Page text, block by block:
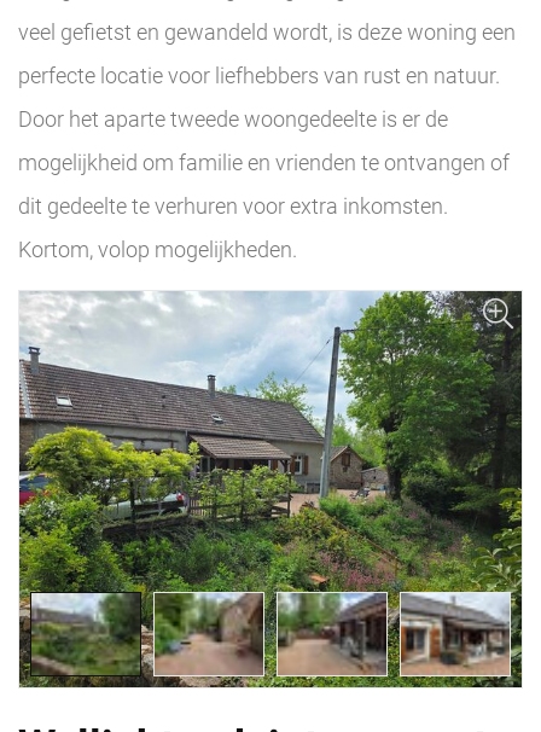
veel gefietst en gewandeld wordt, is deze woning een
perfecte locatie voor liefhebbers van rust en natuur.
Door het aparte tweede woongedeelte is er de
mogelijkheid om familie en vrienden te ontvangen of
dit gedeelte te verhuren voor extra inkomsten.
Kortom, volop mogelijkheden.